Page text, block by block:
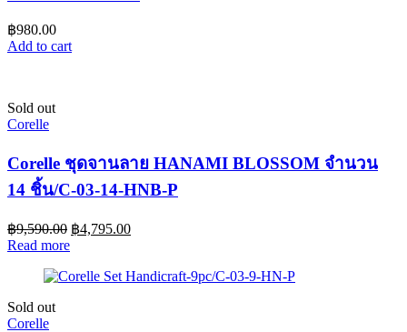
฿980.00
Add to cart
Sold out
Corelle
Corelle ชุดจานลาย HANAMI BLOSSOM จำนวน
14 ชิ้น/C-03-14-HNB-P
฿9,590.00 ฿4,795.00
Read more
Sold out
Corelle